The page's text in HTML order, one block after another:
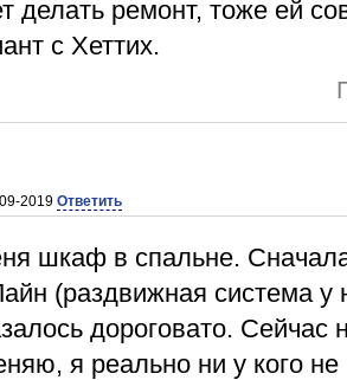
делать ремонт, тоже ей
с Хеттих.
2019 Ответить
шкаф в спальне.
(раздвижная система у
дороговато. Сейчас
я реально ни у кого не